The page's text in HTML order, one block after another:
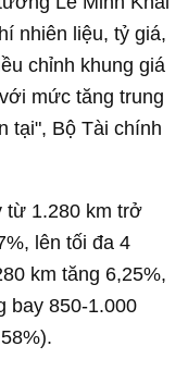
nhiên liệu, tỷ giá,
chỉnh khung giá
mức tăng trung
tại", Bộ Tài chính
từ 1.280 km trở
lên tối đa 4
km tăng 6,25%,
bay 850-1.000